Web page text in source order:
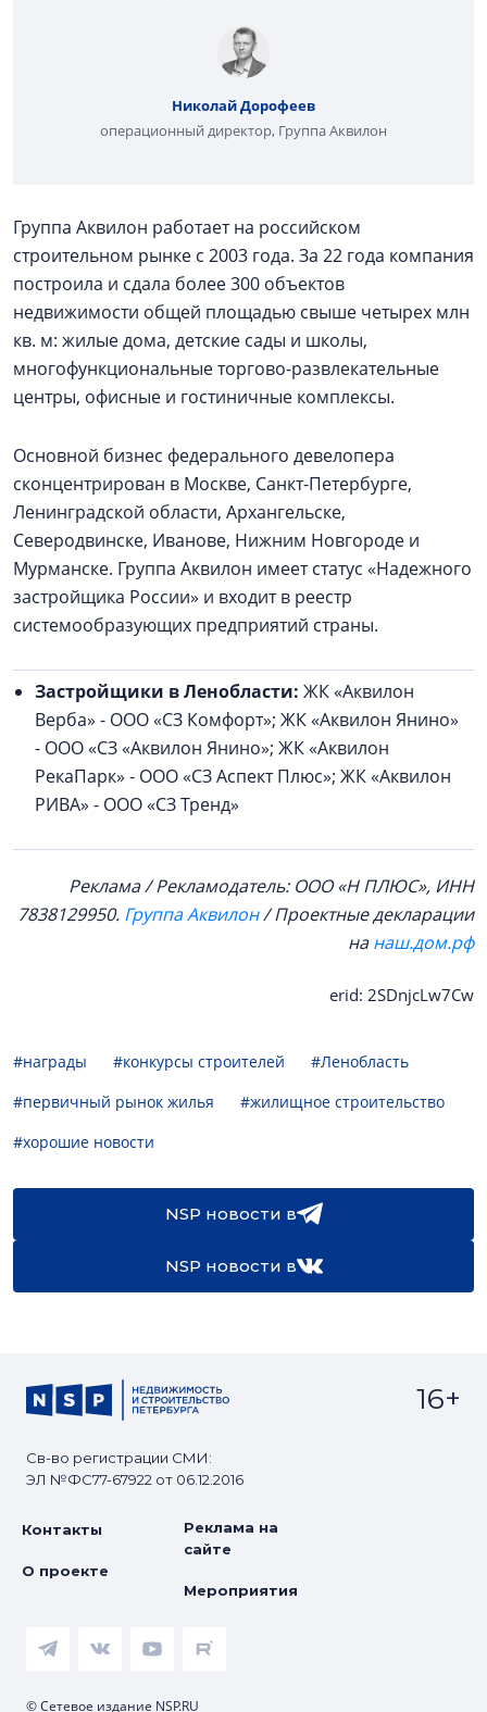
Николай Дорофеев
операционный директор, Группа Аквилон
Группа Аквилон работает на российском
строительном рынке с 2003 года. За 22 года компания
построила и сдала более 300 объектов
недвижимости общей площадью свыше четырех млн
кв. м: жилые дома, детские сады и школы,
многофункциональные торгово-развлекательные
центры, офисные и гостиничные комплексы.
Основной бизнес федерального девелопера
сконцентрирован в Москве, Санкт-Петербурге,
Ленинградской области, Архангельске,
Северодвинске, Иванове, Нижним Новгороде и
Мурманске. Группа Аквилон имеет статус «Надежного
застройщика России» и входит в реестр
системообразующих предприятий страны.
Застройщики в Ленобласти: ЖК «Аквилон
Верба» - ООО «СЗ Комфорт»; ЖК «Аквилон Янино»
- ООО «СЗ «Аквилон Янино»; ЖК «Аквилон
РекаПарк» - ООО «СЗ Аспект Плюс»; ЖК «Аквилон
РИВА» - ООО «СЗ Тренд»
Реклама / Рекламодатель: ООО «Н ПЛЮС», ИНН
7838129950. Группа Аквилон/ Проектные декларации
нанаш.дом.рф
erid: 2SDnjcLw7Cw
#награды #конкурсы строителей
#Ленобласть
#первичный рынок жилья
#жилищное строительство
#хорошие новости
NSP новости в
NSP новости в
Св-во регистрации СМИ:
ЭЛ №ФС77-67922 от 06.12.2016
16+
Контакты
О проекте
Реклама на
сайте
Мероприятия
© Сетевое издание NSP.RU